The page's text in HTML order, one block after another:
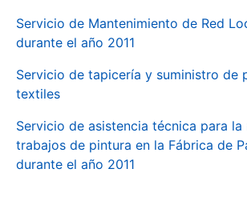
Servicio de Mantenimiento de Red
durante el año 2011
Servicio de tapicería y suministro de
textiles
Servicio de asistencia técnica para
trabajos de pintura en la Fábrica de
durante el año 2011